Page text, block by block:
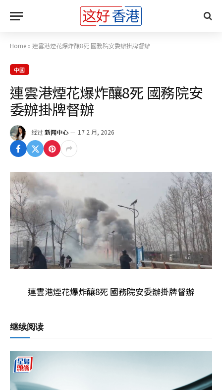
Home » 連雲港煙花爆炸釀8死 國務院安委辦掛牌督辦
中國
連雲港煙花爆炸釀8死 國務院安
委辦掛牌督辦
经过 新闻中心 17 2 月, 2026
連雲港煙花爆炸釀8死 國務院安委辦掛牌督辦
继续阅读